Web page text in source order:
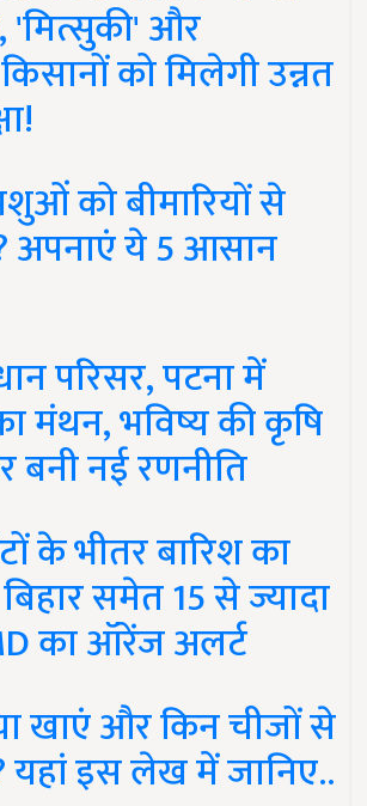
'मित्सुकी' और
को मिलेगी उन्नत
को बीमारियों से
अपनाएं ये 5 आसान
परिसर, पटना में
मंथन, भविष्य की कृषि
बनी नई रणनीति
के भीतर बारिश का
समेत 15 से ज्यादा
का ऑरेंज अलर्ट
खाएं और किन चीजों से
इस लेख में जानिए..